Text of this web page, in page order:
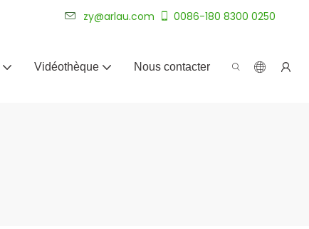
zy@arlau.com 0086-180 8300 0250
Vidéothèque Nous contacter